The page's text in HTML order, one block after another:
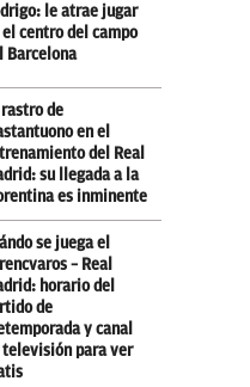
le atrae jugar
el centro del campo
Barcelona
rastro de
en el
del Real
su llegada a la
es inminente
se juega el
– Real
horario del
de
y canal
televisión para ver